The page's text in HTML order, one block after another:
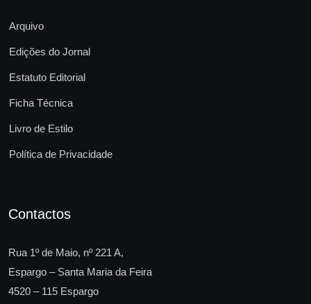
Arquivo
Edições do Jornal
Estatuto Editorial
Ficha Técnica
Livro de Estilo
Política de Privacidade
Contactos
Rua 1º de Maio, nº 221 A,
Espargo – Santa Maria da Feira
4520 – 115 Espargo